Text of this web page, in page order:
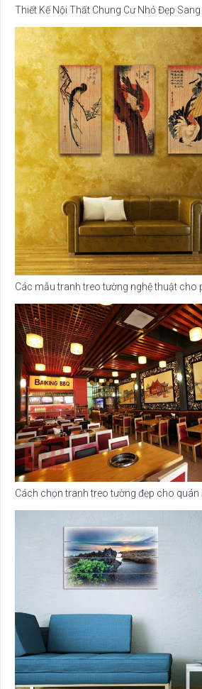
Thiết Kế Nội Thất Chung Cư Nhỏ Đẹp
Các mẫu tranh treo tường nghệ thuật cho
Cách chọn tranh treo tường đẹp cho quán